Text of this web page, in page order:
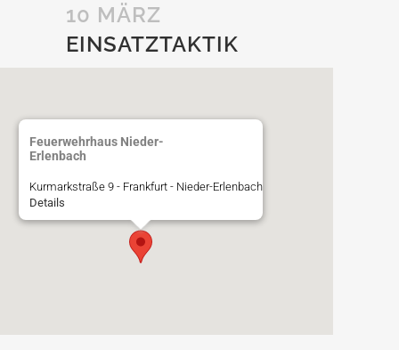
10 MÄRZ
EINSATZTAKTIK
Feuerwehrhaus Nieder-
Erlenbach
Kurmarkstraße 9 - Frankfurt - Nieder-Erlenbach
Details